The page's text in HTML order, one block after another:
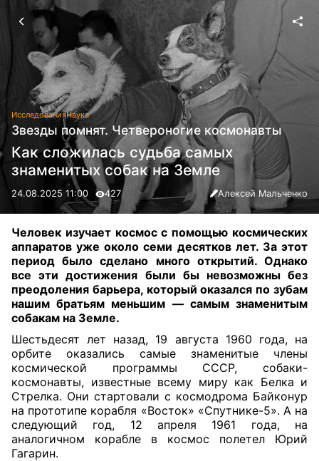
ИсследованияНаука
Звезды помнят. Четвероногие космонавты
Как сложилась судьба самых
знаменитых собак на Земле
24.08.2025 11:00 427 Алексей Мальченко
Человек изучает космос с помощью космических
аппаратов уже около семи десятков лет. За этот
период было сделано много открытий. Однако
все эти достижения были бы невозможны без
преодоления барьера, который оказался по зубам
нашим братьям меньшим — самым знаменитым
собакам на Земле.
Шестьдесят лет назад, 19 августа 1960 года, на
орбите оказались самые знаменитые члены
космической программы СССР, собаки-
космонавты, известные всему миру как Белка и
Стрелка. Они стартовали с космодрома Байконур
на прототипе корабля «Восток» «Спутнике-5». А на
следующий год, 12 апреля 1961 года, на
аналогичном корабле в космос полетел Юрий
Гагарин.